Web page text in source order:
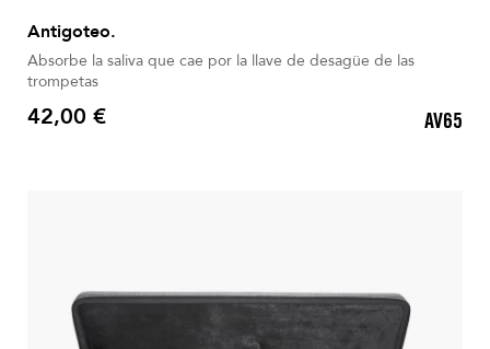
Antigoteo.
Absorbe la saliva que cae por la llave de desagüe de las
trompetas
Precio
42,00 € AV65